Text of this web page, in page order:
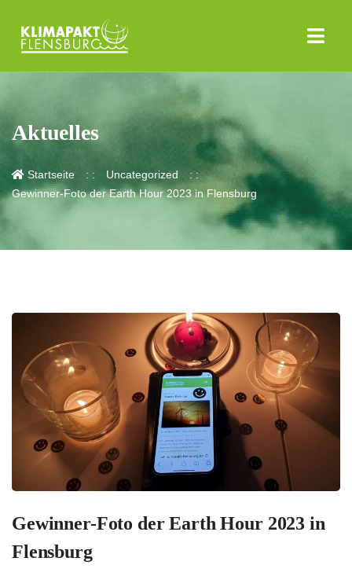
Aktuelles
Startseite
Uncategorized
Gewinner-Foto der Earth Hour 2023 in Flensburg
Gewinner-Foto der Earth Hour 2023 in
Flensburg